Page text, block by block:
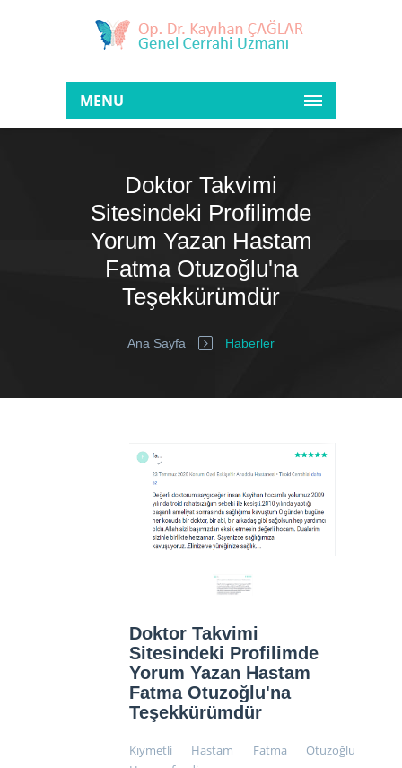
MENU
Doktor Takvimi
Sitesindeki Profilimde
Yorum Yazan Hastam
Fatma Otuzoğlu'na
Teşekkürümdür
Ana Sayfa Haberler
Doktor Takvimi
Sitesindeki Profilimde
Yorum Yazan Hastam
Fatma Otuzoğlu'na
Teşekkürümdür
Kıymetli Hastam Fatma Otuzoğlu